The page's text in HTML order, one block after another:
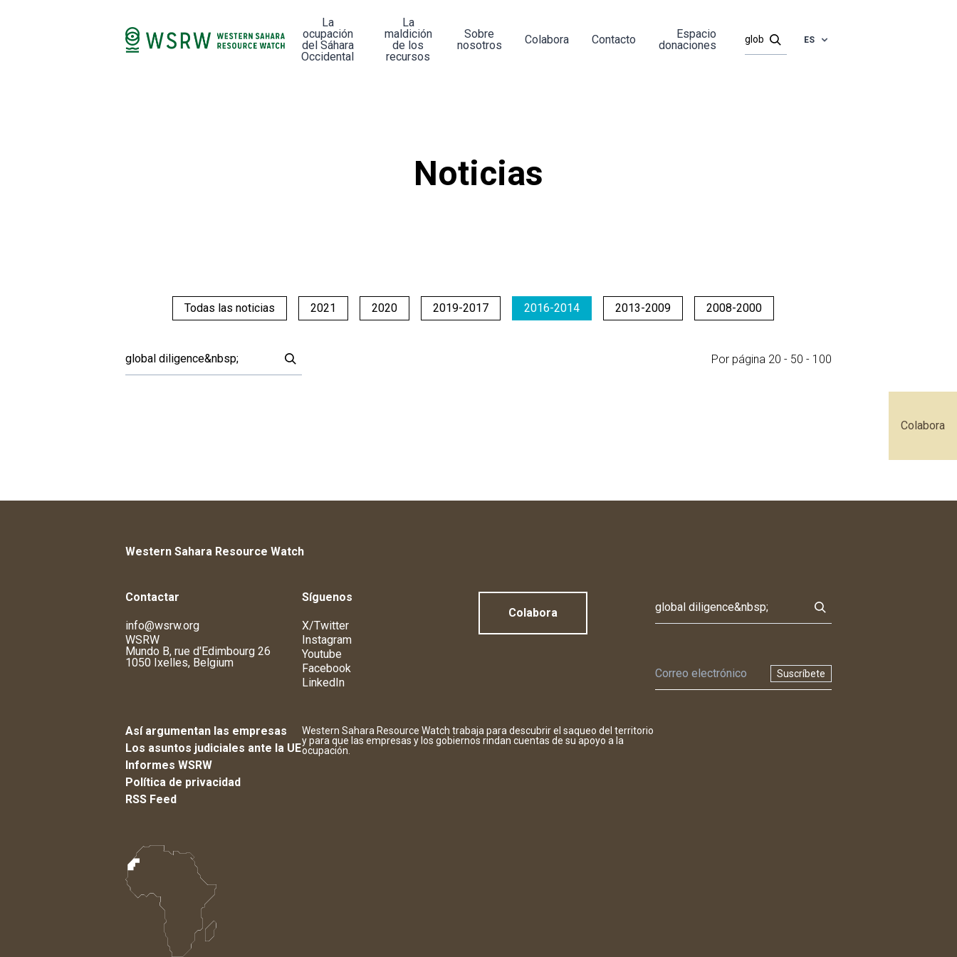
Colabora
La
ocupación
del Sáhara
Occidental
La
maldición
de los
recursos
Sobre
nosotros
Colabora Contacto
Espacio
donaciones
ES
Noticias
Todas las noticias 2021 2020 2019-2017 2016-2014 2013-2009 2008-2000
Por página 20 - 50 - 100
Western Sahara Resource Watch
Contactar
info@wsrw.org
WSRW
Mundo B, rue d'Edimbourg 26
1050 Ixelles, Belgium
Síguenos
X/Twitter
Instagram
Youtube
Facebook
LinkedIn
Colabora
Suscríbete
Así argumentan las empresas
Los asuntos judiciales ante la UE
Informes WSRW
Política de privacidad
RSS Feed
Western Sahara Resource Watch trabaja para descubrir el saqueo del territorio
y para que las empresas y los gobiernos rindan cuentas de su apoyo a la
ocupación.